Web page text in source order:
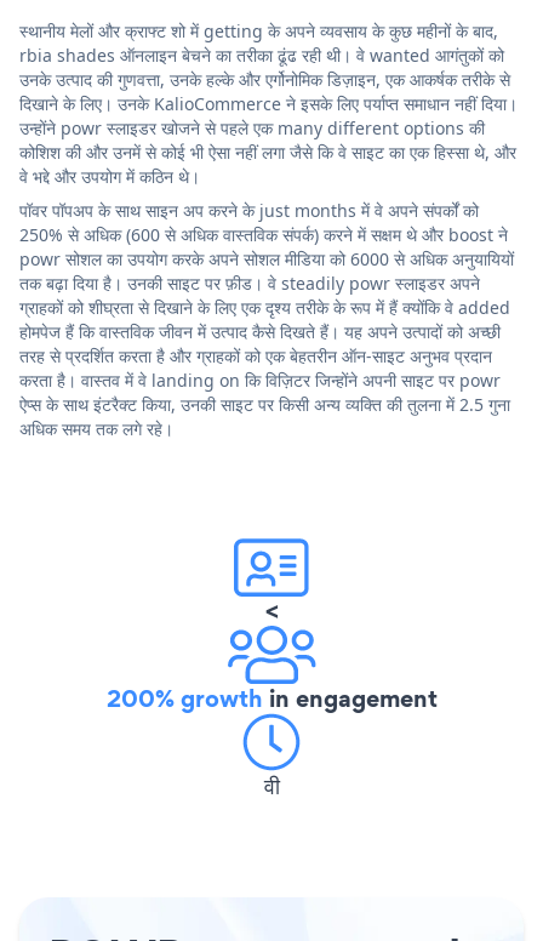
स्थानीय मेलों और क्राफ्ट शो में getting के अपने व्यवसाय के कुछ महीनों के बाद,
rbia shades ऑनलाइन बेचने का तरीका ढूंढ रही थी। वे wanted आगंतुकों को
उनके उत्पाद की गुणवत्ता, उनके हल्के और एर्गोनोमिक डिज़ाइन, एक आकर्षक तरीके से
दिखाने के लिए। उनके KalioCommerce ने इसके लिए पर्याप्त समाधान नहीं दिया।
उन्होंने powr स्लाइडर खोजने से पहले एक many different options की
कोशिश की और उनमें से कोई भी ऐसा नहीं लगा जैसे कि वे साइट का एक हिस्सा थे, और
वे भद्दे और उपयोग में कठिन थे।
पॉवर पॉपअप के साथ साइन अप करने के just months में वे अपने संपर्कों को
250% से अधिक (600 से अधिक वास्तविक संपर्क) करने में सक्षम थे और boost ने
powr सोशल का उपयोग करके अपने सोशल मीडिया को 6000 से अधिक अनुयायियों
तक बढ़ा दिया है। उनकी साइट पर फ़ीड। वे steadily powr स्लाइडर अपने
ग्राहकों को शीघ्रता से दिखाने के लिए एक दृश्य तरीके के रूप में हैं क्योंकि वे added
होमपेज हैं कि वास्तविक जीवन में उत्पाद कैसे दिखते हैं। यह अपने उत्पादों को अच्छी
तरह से प्रदर्शित करता है और ग्राहकों को एक बेहतरीन ऑन-साइट अनुभव प्रदान
करता है। वास्तव में वे landing on कि विज़िटर जिन्होंने अपनी साइट पर powr
ऐप्स के साथ इंटरैक्ट किया, उनकी साइट पर किसी अन्य व्यक्ति की तुलना में 2.5 गुना
अधिक समय तक लगे रहे।
<
200% growth in engagement
वी